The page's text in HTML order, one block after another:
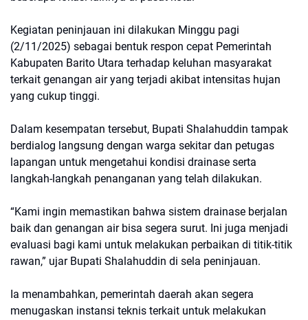
Kegiatan peninjauan ini dilakukan Minggu pagi
(2/11/2025) sebagai bentuk respon cepat Pemerintah
Kabupaten Barito Utara terhadap keluhan masyarakat
terkait genangan air yang terjadi akibat intensitas hujan
yang cukup tinggi.
Dalam kesempatan tersebut, Bupati Shalahuddin tampak
berdialog langsung dengan warga sekitar dan petugas
lapangan untuk mengetahui kondisi drainase serta
langkah-langkah penanganan yang telah dilakukan.
“Kami ingin memastikan bahwa sistem drainase berjalan
baik dan genangan air bisa segera surut. Ini juga menjadi
evaluasi bagi kami untuk melakukan perbaikan di titik-titik
rawan,” ujar Bupati Shalahuddin di sela peninjauan.
Ia menambahkan, pemerintah daerah akan segera
menugaskan instansi teknis terkait untuk melakukan